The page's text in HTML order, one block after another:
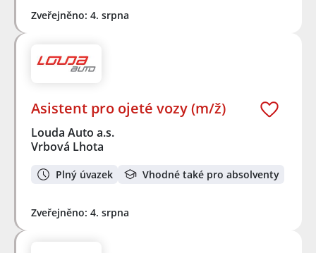
Zveřejněno: 4. srpna
Asistent pro ojeté vozy (m/ž)
Louda Auto a.s.
Vrbová Lhota
Plný úvazek Vhodné také pro absolventy
Zveřejněno: 4. srpna